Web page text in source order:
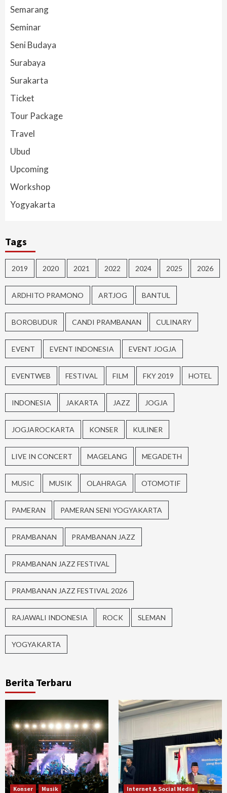
Semarang
Seminar
Seni Budaya
Surabaya
Surakarta
Ticket
Tour Package
Travel
Ubud
Upcoming
Workshop
Yogyakarta
Tags
2019 2020 2021 2022 2024 2025 2026
ARDHITO PRAMONO ARTJOG BANTUL
BOROBUDUR CANDI PRAMBANAN CULINARY
EVENT EVENT INDONESIA EVENT JOGJA
EVENTWEB FESTIVAL FILM FKY 2019 HOTEL
INDONESIA JAKARTA JAZZ JOGJA
JOGJAROCKARTA KONSER KULINER
LIVE IN CONCERT MAGELANG MEGADETH
MUSIC MUSIK OLAHRAGA OTOMOTIF
PAMERAN PAMERAN SENI YOGYAKARTA
PRAMBANAN PRAMBANAN JAZZ
PRAMBANAN JAZZ FESTIVAL
PRAMBANAN JAZZ FESTIVAL 2026
RAJAWALI INDONESIA ROCK SLEMAN
YOGYAKARTA
Berita Terbaru
Konser
Musik
Internet & Social Media